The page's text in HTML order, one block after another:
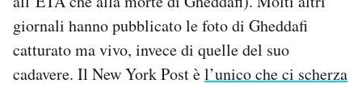
giornali hanno pubblicato le foto di Gheddafi
catturato ma vivo, invece di quelle del suo
cadavere. Il New York Post èl’unico che ci scherza